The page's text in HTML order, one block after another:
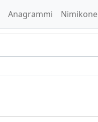
Anagrammi Nimikone